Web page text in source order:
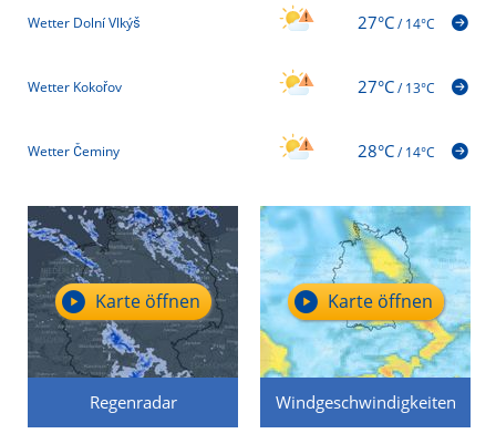
Wetter Dolní Vlkýš 27°C/14°C
Wetter Kokořov 27°C/13°C
Wetter Čeminy 28°C/14°C
Regenradar
Karte öffnen
Windgeschwindigkeiten
Karte öffnen